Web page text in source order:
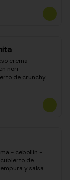
crema -
nori
de crunchy
- cebollín -
de
y salsa